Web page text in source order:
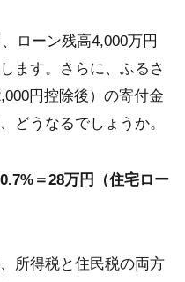
ローン残高4,000万円
ます。さらに、ふるさ
円控除後）の寄付金
どうなるでしょうか。
＝28万円（住宅ロー
所得税と住民税の両方